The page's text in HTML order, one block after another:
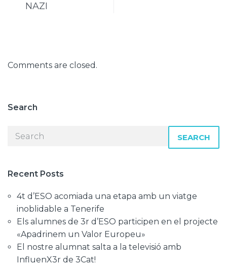
NAZI
Comments are closed.
Search
SEARCH
Recent Posts
4t d’ESO acomiada una etapa amb un viatge
inoblidable a Tenerife
Els alumnes de 3r d’ESO participen en el projecte
«Apadrinem un Valor Europeu»
El nostre alumnat salta a la televisió amb
InfluenX3r de 3Cat!